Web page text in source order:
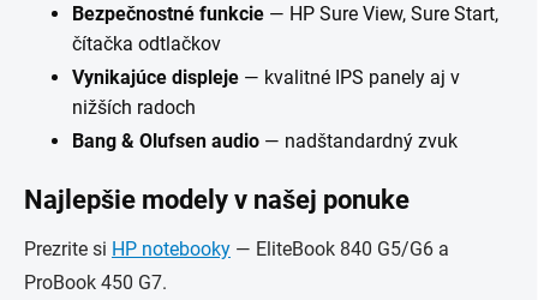
Bezpečnostné funkcie — HP Sure View, Sure Start,
čítačka odtlačkov
Vynikajúce displeje — kvalitné IPS panely aj v
nižších radoch
Bang & Olufsen audio — nadštandardný zvuk
Najlepšie modely v našej ponuke
Prezrite si HP notebooky — EliteBook 840 G5/G6 a
ProBook 450 G7.